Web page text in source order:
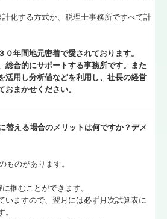
化する方式か、税理士事務所ですべて計
０年間地元密着で愛されております。
総合的にサポートする事務所です。また
活用し分析値などを利用し、社長の経営
おまかせください。
替える場合のメリットは何ですか？デメ
ものがあります。
掴むことができます。
いますので、翌月には必ず月次試算表に